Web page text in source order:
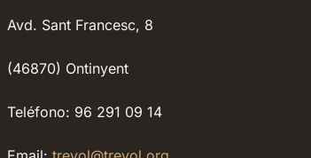
Avd. Sant Francesc, 8
(46870) Ontinyent
Teléfono: 96 291 09 14